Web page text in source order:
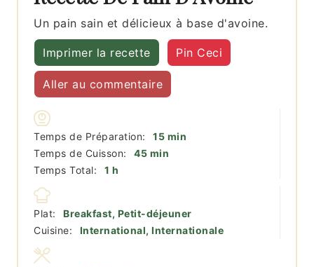
Un pain sain et délicieux à base d'avoine.
Imprimer la recette Pin Ceci
Aller au commentaire
Temps de Préparation: 15minutes
min
Temps de Cuisson:
45minutes
min
Temps Total:
1 heure
h
Plat:
Breakfast, Petit-déjeuner
Cuisine:
International, Internationale